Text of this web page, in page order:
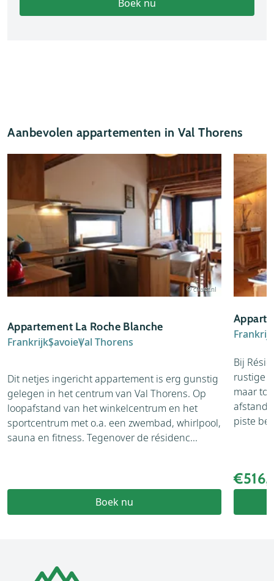
Boek nu
Aanbevolen appartementen in Val Thorens
© chalet.nl
Appartement La Roche Blanche
FrankrijkSavoieVal Thorens
Dit netjes ingericht appartement is erg gunstig
gelegen in het centrum van Val Thorens. Op
loopafstand van het winkelcentrum en het
sportcentrum met o.a. een zwembad, whirlpool,
sauna en fitness. Tegenover de résidenc...
Boek nu
Frankrijk
Bij
rustige
maar
afstand
piste